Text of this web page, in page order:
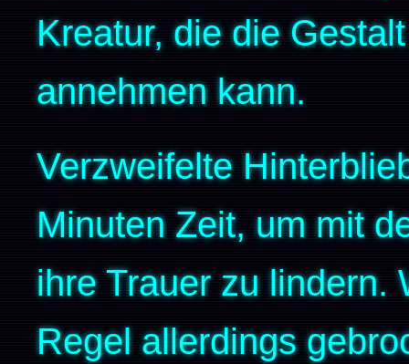
Kreatur, die die
annehmen kann.
Verzweifelte
Minuten Zeit, um mit
ihre Trauer zu lindern.
Regel allerdings